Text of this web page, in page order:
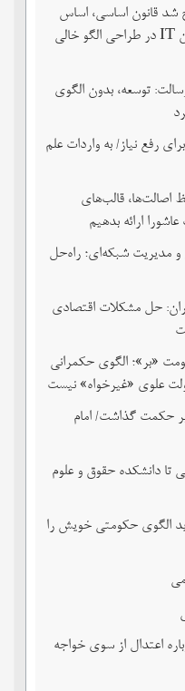
شد قانون اساسی، اساس
الگوی پیشرفت است/جای متخصصان IT در طراحی الگو خالی
توسعه، بدون الگوی
رفع نیاز/ به واردات علم
اصالت‌ها، قالب‌های
ارائه بدهیم
مدیریت شبکه‌ای؛ راه‌حل
حل مشکلات اقتصادی
«بر»؛ الگوی حکمرانی
علوی «غیرخواه» نیست
حکمت گذاشت/ امام
تا دانشکده حقوق و علوم
الگوی حکومتی خویش را
اعتدال از سوی خواجه